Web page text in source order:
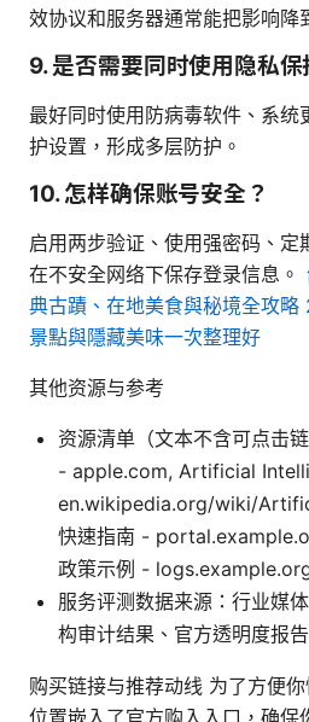
效协议和服务器通常能把影响降
9. 是否需要同时使用隐私保
最好同时使用防病毒软件、系统
护设置，形成多层防护。
10. 怎样确保账号安全？
启用两步验证、使用强密码、定
在不安全网络下保存登录信息。
典古蹟、在地美食與秘境全攻
景點與隱藏美味一次整理好
其他资源与参考
资源清单（文本不含可点击
- apple.com, Artificial
en.wikipedia.org/wiki/
快速指南 -
政策示例 -
服务评测数据来源：行业媒
构审计结果、官方透明度报告
购买链接与推荐动线 为了方便
位置嵌入了官方购入入口，确保